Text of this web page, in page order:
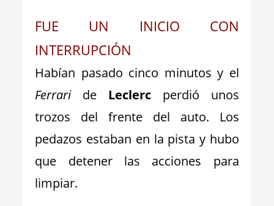
FUE UN INICIO CON
INTERRUPCIÓN
Habían pasado cinco minutos y el
Ferraride Leclerc perdió unos
trozos del frente del auto. Los
pedazos estaban en la pista y hubo
que detener las acciones para
limpiar.